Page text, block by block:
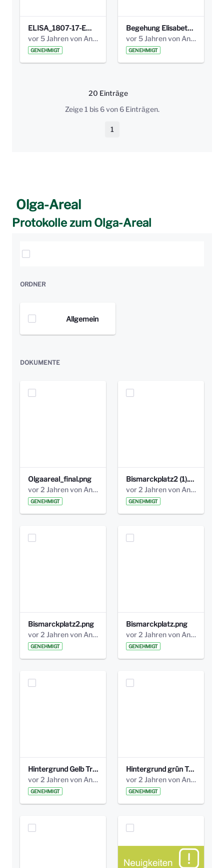
ELISA_1807-17-EW_BEZIRK-kl_compressed.pdf
vor 5 Jahren von Anni Schlumberger
GENEHMIGT
Begehung Elisabethenanlage 1.8.17_Protokoll .pdf
vor 5 Jahren von Anni Schlumberger
GENEHMIGT
20 Einträge
Pro Seite
Zeige 1 bis 6 von 6 Einträgen.
Seite
1
Olga-Areal
Protokolle zum Olga-Areal
Elemente auswählen
ORDNER
Allgemein
DOKUMENTE
Olgaareal_final.png
vor 2 Jahren von Anni Schlumberger
GENEHMIGT
Bismarckplatz2 (1).png
vor 2 Jahren von Anni Schlumberger
GENEHMIGT
Bismarckplatz2.png
vor 2 Jahren von Anni Schlumberger
GENEHMIGT
Bismarckplatz.png
vor 2 Jahren von Anni Schlumberger
GENEHMIGT
Hintergrund Gelb Transparent.jpg
vor 2 Jahren von Anni Schlumberger
GENEHMIGT
Hintergrund grün Transparent.jpg
vor 2 Jahren von Anni Schlumberger
GENEHMIGT